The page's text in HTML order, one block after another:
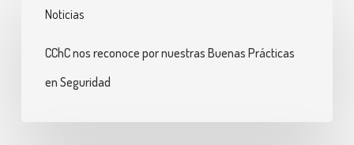
Noticias
reconoce
nuestras
CChC nos reconoce por nuestras Buenas Prácticas
en Seguridad